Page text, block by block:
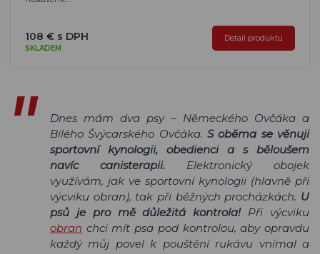
108 € s DPH
SKLADEM
Detail produktu
Dnes mám dva psy – Německého Ovčáka a
Bílého Švýcarského Ovčáka. S oběma se věnuji
sportovní kynologii, obedienci a s běloušem
navíc canisterapii. Elektronický obojek
využívám, jak ve sportovní kynologii (hlavně při
výcviku obran), tak při běžných procházkách. U
psů je pro mě důležitá kontrola!Při výcviku
obran chci mít psa pod kontrolou, aby opravdu
každý můj povel k pouštění rukávu vnímal a